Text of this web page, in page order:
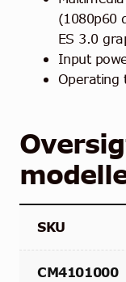
(1080p60
ES 3.0
Input
SKU
CM4101000